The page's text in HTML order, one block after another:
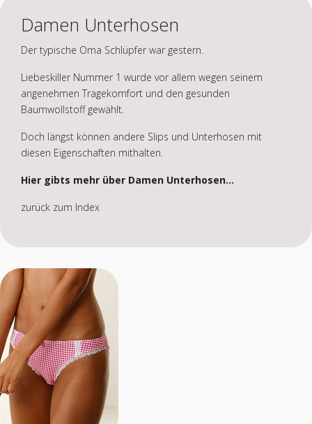
Damen Unterhosen
Der typische Oma Schlüpfer war gestern.
Liebeskiller Nummer 1 wurde vor allem wegen seinem
angenehmen Tragekomfort und den gesunden
Baumwollstoff gewählt.
Doch längst können andere Slips und Unterhosen mit
diesen Eigenschaften mithalten.
Hier gibts mehr über Damen Unterhosen...
zurück zum Index